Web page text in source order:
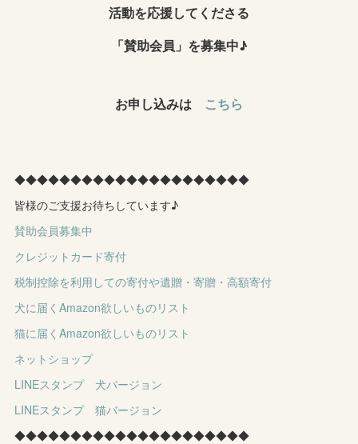
活動を応援してくださる
「賛助会員」を募集中♪
お申し込みは こちら
◆◆◆◆◆◆◆◆◆◆◆◆◆◆◆◆◆◆◆◆◆
皆様のご支援お待ちしています♪
賛助会員募集中
クレジットカード寄付
税制控除を利用しての寄付や遺贈・寄贈・高額寄付
犬に届くAmazon欲しいものリスト
猫に届くAmazon欲しいものリスト
ネットショップ
LINEスタンプ 犬バージョン
LINEスタンプ 猫バージョン
◆◆◆◆◆◆◆◆◆◆◆◆◆◆◆◆◆◆◆◆◆